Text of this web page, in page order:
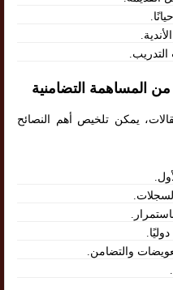
من المساهمة التضامنية
يمكن تلخيص أهم النصائح
والتضامن.